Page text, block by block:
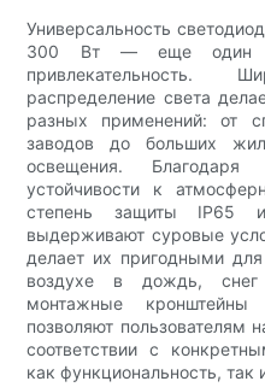
Универсальность
300 Вт — еще один
привлекательность.
распределение света
разных применений: от
заводов до больших
освещения.
устойчивости к
степень защиты IP65
выдерживают суровые
делает их пригодными
воздухе в дождь,
монтажные
позволяют пользователям
соответствии с
как функциональность, так